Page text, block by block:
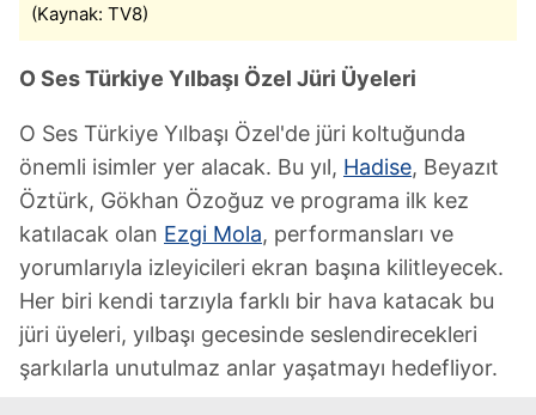
(Kaynak: TV8)
O Ses Türkiye Yılbaşı Özel Jüri Üyeleri
O Ses Türkiye Yılbaşı Özel'de jüri koltuğunda
önemli isimler yer alacak. Bu yıl, Hadise, Beyazıt
Öztürk, Gökhan Özoğuz ve programa ilk kez
katılacak olan Ezgi Mola, performansları ve
yorumlarıyla izleyicileri ekran başına kilitleyecek.
Her biri kendi tarzıyla farklı bir hava katacak bu
jüri üyeleri, yılbaşı gecesinde seslendirecekleri
şarkılarla unutulmaz anlar yaşatmayı hedefliyor.